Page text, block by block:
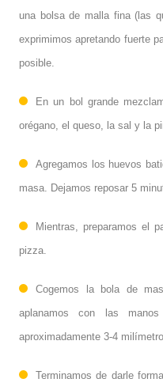
una bolsa de malla fina (las
exprimimos apretando fuerte
posible.
En un bol grande
orégano, el queso, la sal y la
Agregamos los huevos
masa. Dejamos reposar 5
Mientras, preparamos el
pizza.
Cogemos la bola de
aplanamos con las
aproximadamente 3-4
Terminamos de darle